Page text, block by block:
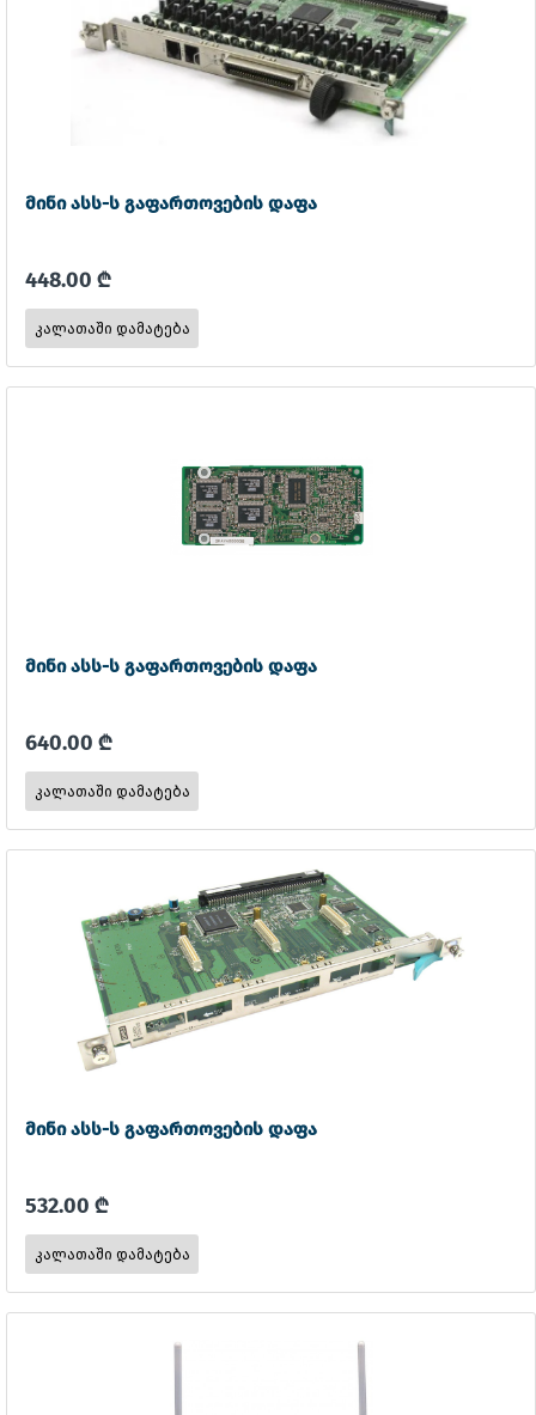
მინი ასს-ს გაფართოვების დაფა
448.00 ₾
მინი ასს-ს გაფართოვების დაფა
640.00 ₾
მინი ასს-ს გაფართოვების დაფა
532.00 ₾